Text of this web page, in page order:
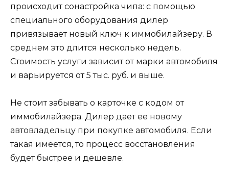
происходит сонастройка чипа: с помощью
специального оборудования дилер
привязывает новый ключ к иммобилайзеру. В
среднем это длится несколько недель.
Стоимость услуги зависит от марки автомобиля
и варьируется от 5 тыс. руб. и выше.
Не стоит забывать о карточке с кодом от
иммобилайзера. Дилер дает ее новому
автовладельцу при покупке автомобиля. Если
такая имеется, то процесс восстановления
будет быстрее и дешевле.